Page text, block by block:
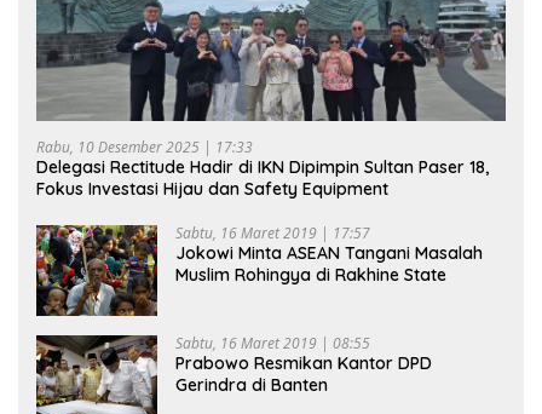
Rabu, 10 Desember 2025 | 17:33
Delegasi Rectitude Hadir di IKN Dipimpin Sultan Paser 18,
Fokus Investasi Hijau dan Safety Equipment
Sabtu, 16 Maret 2019 | 17:57
Jokowi Minta ASEAN Tangani Masalah
Muslim Rohingya di Rakhine State
Sabtu, 16 Maret 2019 | 08:55
Prabowo Resmikan Kantor DPD
Gerindra di Banten